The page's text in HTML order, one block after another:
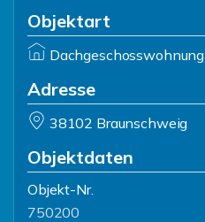
Objektart
Dachgeschosswohnung
Adresse
38102 Braunschweig
Objektdaten
Objekt-Nr.
750200